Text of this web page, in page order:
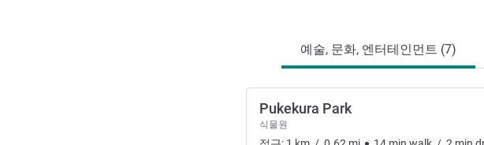
예술, 문화, 엔터테인먼트 (7)
Pukekura Park
식물원